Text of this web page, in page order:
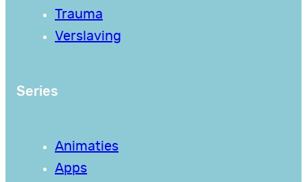
Trauma
Verslaving
Series
Animaties
Apps